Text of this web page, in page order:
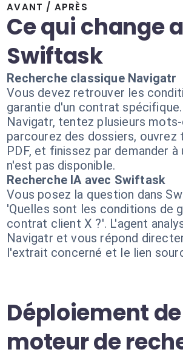
AVANT / APRÈS
Ce qui change
Swiftask
Recherche classique Navigatr
Vous devez retrouver les
garantie d'un contrat
Navigatr, tentez plusieurs
parcourez des dossiers, ouvrez
PDF, et finissez par demander
n'est pas disponible.
Recherche IA avec Swiftask
Vous posez la question dans
'Quelles sont les conditions de
contrat client X ?'. L'agent
Navigatr et vous répond
l'extrait concerné et le lien
Déploiement
moteur de